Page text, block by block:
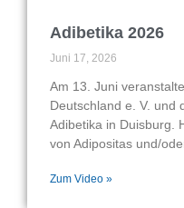
Adibetika 2026
Juni 17, 2026
Am 13. Juni
Deutschland e. V. und
Adibetika in Duisburg.
von Adipositas und/
Zum Video »